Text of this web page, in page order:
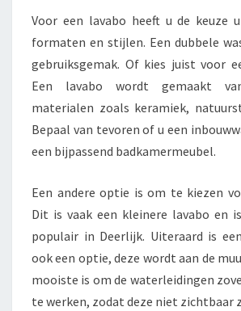
Voor een lavabo heeft u de keuze
formaten en stijlen. Een dubbele
gebruiksgemak. Of kies juist voor
Een lavabo wordt gemaakt
materialen zoals keramiek,
Bepaal van tevoren of u een
een bijpassend badkamermeubel.
Een andere optie is om te kiezen
Dit is vaak een kleinere lavabo en
populair in Deerlijk. Uiteraard is
ook een optie, deze wordt aan de
mooiste is om de waterleidingen
te werken, zodat deze niet zichtbaar